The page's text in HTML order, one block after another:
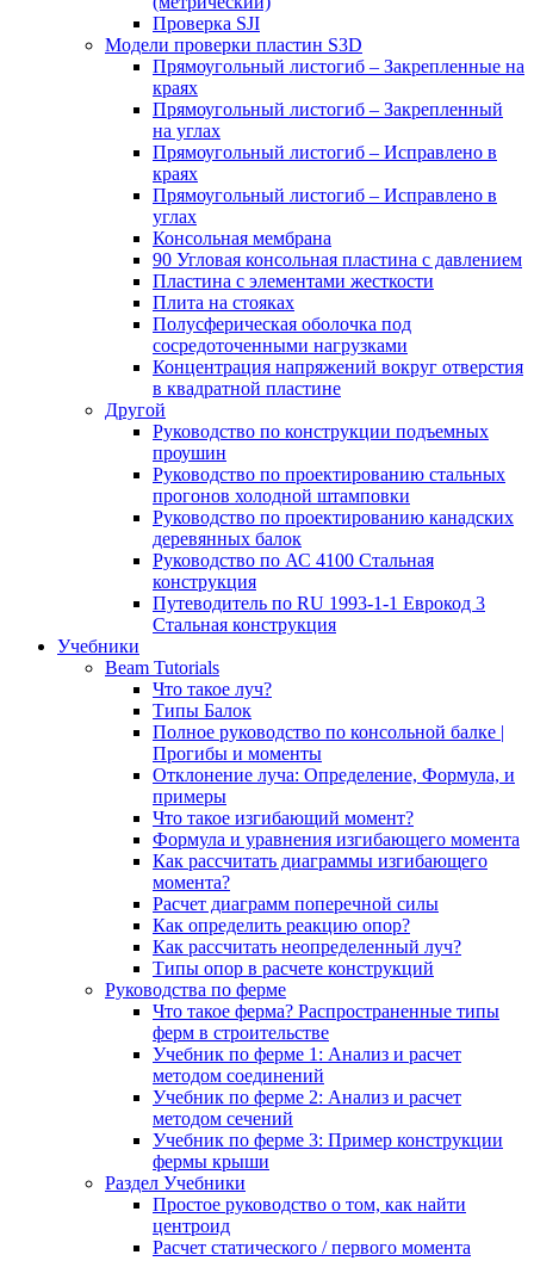
Проверка SJI
Модели проверки пластин S3D
Прямоугольный листогиб – Закрепленные на
краях
Прямоугольный листогиб – Закрепленный
на углах
Прямоугольный листогиб – Исправлено в
краях
Прямоугольный листогиб – Исправлено в
углах
Консольная мембрана
90 Угловая консольная пластина с давлением
Пластина с элементами жесткости
Плита на стояках
Полусферическая оболочка под
сосредоточенными нагрузками
Концентрация напряжений вокруг отверстия
в квадратной пластине
Другой
Руководство по конструкции подъемных
проушин
Руководство по проектированию стальных
прогонов холодной штамповки
Руководство по проектированию канадских
деревянных балок
Руководство по АС 4100 Стальная
конструкция
Путеводитель по RU 1993-1-1 Еврокод 3
Стальная конструкция
Учебники
Beam Tutorials
Что такое луч?
Типы Балок
Полное руководство по консольной балке |
Прогибы и моменты
Отклонение луча: Определение, Формула, и
примеры
Что такое изгибающий момент?
Формула и уравнения изгибающего момента
Как рассчитать диаграммы изгибающего
момента?
Расчет диаграмм поперечной силы
Как определить реакцию опор?
Как рассчитать неопределенный луч?
Типы опор в расчете конструкций
Руководства по ферме
Что такое ферма? Распространенные типы
ферм в строительстве
Учебник по ферме 1: Анализ и расчет
методом соединений
Учебник по ферме 2: Анализ и расчет
методом сечений
Учебник по ферме 3: Пример конструкции
фермы крыши
Раздел Учебники
Простое руководство о том, как найти
центроид
Расчет статического / первого момента